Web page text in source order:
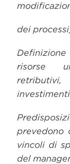
dei
risorse
prevedono
vincoli di
del